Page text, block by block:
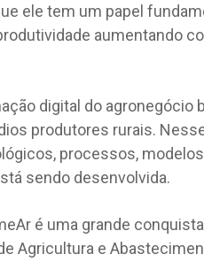
ele tem um papel
aumentando
digital do agronegócio
produtores rurais.
processos,
sendo desenvolvida.
é uma grande
Agricultura e